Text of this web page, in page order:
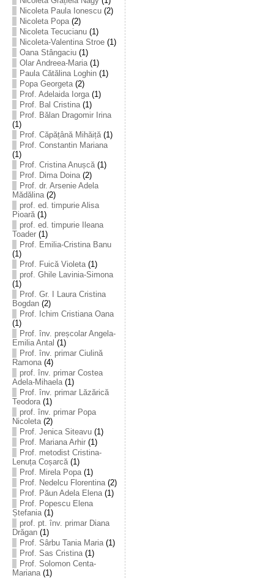
Nicoleta Paula Ionescu(2)
Nicoleta Popa(2)
Nicoleta Tecucianu(1)
Nicoleta-Valentina Stroe(1)
Oana Stângaciu(1)
Olar Andreea-Maria(1)
Paula Cătălina Loghin(1)
Popa Georgeta(2)
Prof. Adelaida Iorga(1)
Prof. Bal Cristina(1)
Prof. Bălan Dragomir Irina
(1)
Prof. Căpățână Mihăiță(1)
Prof. Constantin Mariana
(1)
Prof. Cristina Anușcă(1)
Prof. Dima Doina(2)
Prof. dr. Arsenie Adela
Mădălina(2)
prof. ed. timpurie Alisa
Pioară(1)
prof. ed. timpurie Ileana
Toader(1)
Prof. Emilia-Cristina Banu
(1)
Prof. Fuică Violeta(1)
prof. Ghile Lavinia-Simona
(1)
Prof. Gr. I Laura Cristina
Bogdan(2)
Prof. Ichim Cristiana Oana
(1)
Prof. înv. preșcolar Angela-
Emilia Antal (1)
Prof. înv. primar Ciulină
Ramona(4)
prof. înv. primar Costea
Adela-Mihaela(1)
Prof. înv. primar Lăzărică
Teodora(1)
prof. înv. primar Popa
Nicoleta(2)
Prof. Jenica Siteavu(1)
Prof. Mariana Arhir(1)
Prof. metodist Cristina-
Lenuța Coșarcă(1)
Prof. Mirela Popa(1)
Prof. Nedelcu Florentina(2)
Prof. Păun Adela Elena(1)
Prof. Popescu Elena
Ștefania(1)
prof. pt. înv. primar Diana
Drăgan(1)
Prof. Sârbu Tania Maria(1)
Prof. Sas Cristina(1)
Prof. Solomon Centa-
Mariana(1)